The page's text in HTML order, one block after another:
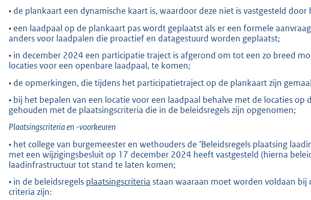
• de plankaart een dynamische kaart is, waardoor deze niet is vastgesteld door
• een laadpaal op de plankaart pas wordt geplaatst als er een formele
anders voor laadpalen die proactief en datagestuurd worden geplaatst;
• in december 2024 een participatie traject is afgerond om tot een zo breed
locaties voor een openbare laadpaal, te komen;
• de opmerkingen, die tijdens het participatietraject op de plankaart zijn
• bij het bepalen van een locatie voor een laadpaal behalve met de locaties
gehouden met de plaatsingscriteria die in de beleidsregels zijn opgenomen;
Plaatsingscriteria en -voorkeuren
• het college van burgemeester en wethouders de ‘Beleidsregels plaatsing
met een wijzigingsbesluit op 17 december 2024 heeft vastgesteld (hierna
laadinfrastructuur tot stand te laten komen;
• in de beleidsregels plaatsingscriteria staan waaraan moet worden voldaan bij
criteria zijn: